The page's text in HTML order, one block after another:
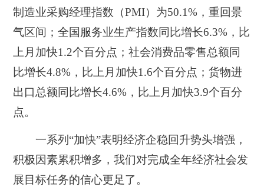
制造业采购经理指数（PMI）为50.1%，重回景
气区间；全国服务业生产指数同比增长6.3%，比
上月加快1.2个百分点；社会消费品零售总额同
比增长4.8%，比上月加快1.6个百分点；货物进
出口总额同比增长4.6%，比上月加快3.9个百分
点。
一系列“加快”表明经济企稳回升势头增强，
积极因素累积增多，我们对完成全年经济社会发
展目标任务的信心更足了。